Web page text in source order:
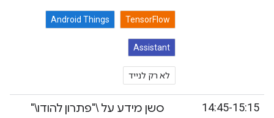
TensorFlow
Android Things
Assistant
לא רק לנייד
14:45-15:15 סשן מידע על \"פתרון להודו\"